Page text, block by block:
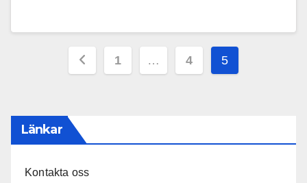
Posts
1 … 4 5
Länkar
Kontakta oss